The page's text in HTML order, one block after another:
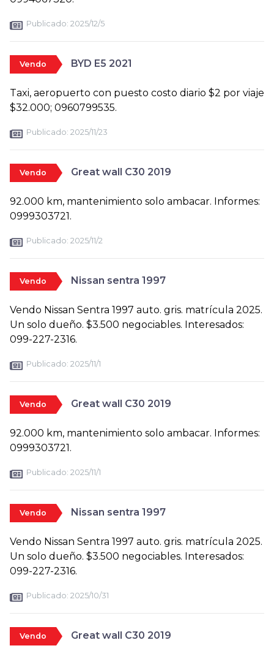
Publicado: 2025/12/5
Vendo BYD E5 2021
Taxi, aeropuerto con puesto costo diario $2 por viaje
$32.000; 0960799535.
Publicado: 2025/11/23
Vendo Great wall C30 2019
92.000 km, mantenimiento solo ambacar. Informes:
0999303721.
Publicado: 2025/11/2
Vendo Nissan sentra 1997
Vendo Nissan Sentra 1997 auto. gris. matrícula 2025.
Un solo dueño. $3.500 negociables. Interesados:
099-227-2316.
Publicado: 2025/11/1
Vendo Great wall C30 2019
92.000 km, mantenimiento solo ambacar. Informes:
0999303721.
Publicado: 2025/11/1
Vendo Nissan sentra 1997
Vendo Nissan Sentra 1997 auto. gris. matrícula 2025.
Un solo dueño. $3.500 negociables. Interesados:
099-227-2316.
Publicado: 2025/10/31
Vendo Great wall C30 2019